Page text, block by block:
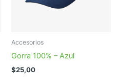
Accesorios
Gorra 100% – Azul
$25,00